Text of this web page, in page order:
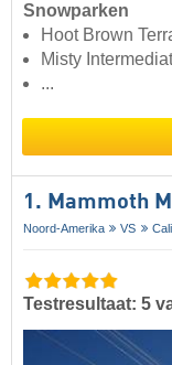
Snowparken
Hoot Brown
Misty
...
1. Mammoth
Noord-Amerika VS
Testresultaat: 5